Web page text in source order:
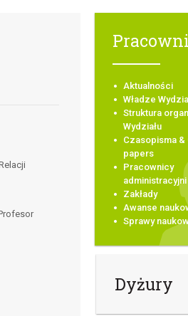
Aktualności
Władze
Struktura
Wydziału
Czasopisma &
papers
Pracownicy
administracyjni
Zakłady
Awanse
Sprawy
Dyżury